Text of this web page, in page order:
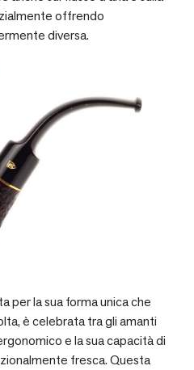
offrendo
diversa.
per la sua forma unica che
è celebrata tra gli amanti
e la sua capacità di
fresca. Questa